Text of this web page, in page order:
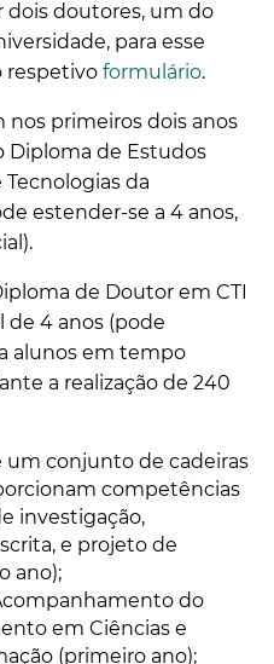
dois doutores, um do
para esse
respetivo formulário.
nos primeiros dois anos
Diploma de Estudos
da
estender-se a 4 anos,
de Doutor em CTI
4 anos (pode
alunos em tempo
a realização de 240
um conjunto de cadeiras
competências
investigação,
e projeto de
ano);
do
em Ciências e
(primeiro ano);